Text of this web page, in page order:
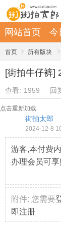
网站首页 今
首页 › 所有版块 ›
[街拍牛仔裤]
查看: 1959 回
点击重新加载
街拍太郎
2024-12-8
游客,本付费
办理会员可
附件: 您需要
即注册